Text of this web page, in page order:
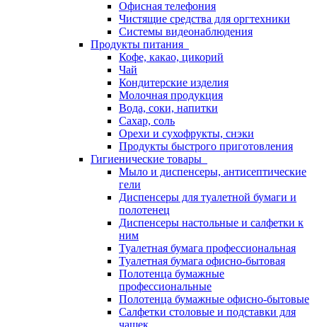
Офисная телефония
Чистящие средства для оргтехники
Системы видеонаблюдения
Продукты питания
Кофе, какао, цикорий
Чай
Кондитерские изделия
Молочная продукция
Вода, соки, напитки
Сахар, соль
Орехи и сухофрукты, снэки
Продукты быстрого приготовления
Гигиенические товары
Мыло и диспенсеры, антисептические
гели
Диспенсеры для туалетной бумаги и
полотенец
Диспенсеры настольные и салфетки к
ним
Туалетная бумага профессиональная
Туалетная бумага офисно-бытовая
Полотенца бумажные
профессиональные
Полотенца бумажные офисно-бытовые
Салфетки столовые и подставки для
чашек